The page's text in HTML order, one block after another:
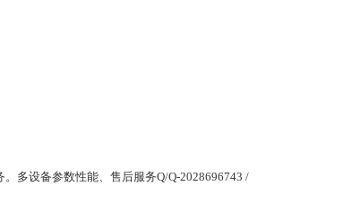
多设备参数性能、售后服务Q/Q-2028696743 /